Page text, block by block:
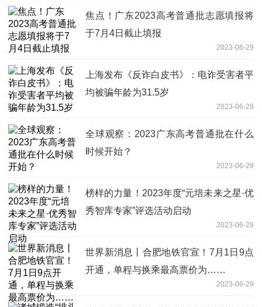
焦点！广东2023高考普通批志愿填报将
于7月4日截止填报
2023-06-29
上海发布《反诈白皮书》：电诈受害者平
均被骗年龄为31.5岁
2023-06-29
全球观察：2023广东高考普通批在什么
时候开始？
2023-06-29
榜样的力量！2023年度“元培未来之星·优
秀智库专家”评选活动启动
2023-06-29
世界新消息丨合肥地铁官宣！7月1日9点
开通，单程与换乘最高票价为……
2023-06-29